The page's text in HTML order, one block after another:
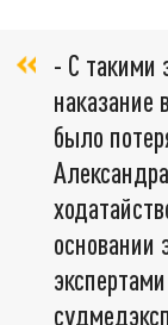
- С такими
наказание
было
основании